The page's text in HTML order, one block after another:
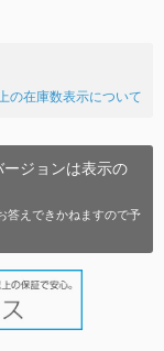
の在庫数表示について
ジョンは表示の
答えできかねますので予